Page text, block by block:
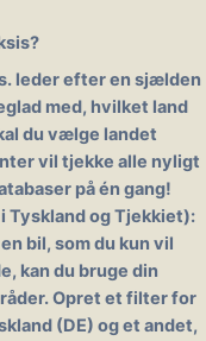
leder efter en sjælden
med, hvilket land
du vælge landet
vil tjekke alle nyligt
på én gang!
Tyskland og Tjekkiet):
bil, som du kun vil
kan du bruge din
Opret et filter for
(DE) og et andet,